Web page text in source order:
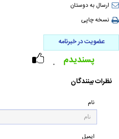
ارسال به دوستان
نسخه چاپی
عضویت در خبرنامه
۰ پسندیدم
نظرات بینندگان
نام
ایمیل